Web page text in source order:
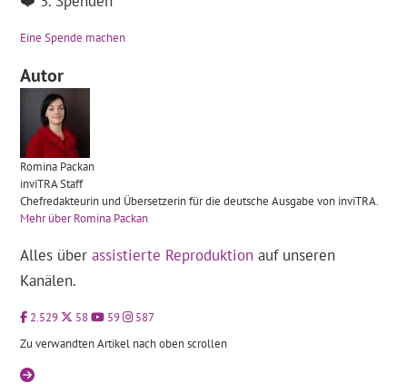
Eine Spende machen
Autor
Romina Packan
inviTRA Staff
Chefredakteurin und Übersetzerin für die deutsche Ausgabe von inviTRA.
Mehr über Romina Packan
Alles überassistierte Reproduktion auf unseren
Kanälen.
2.529 58 59
587
Zu verwandten Artikel nach oben scrollen